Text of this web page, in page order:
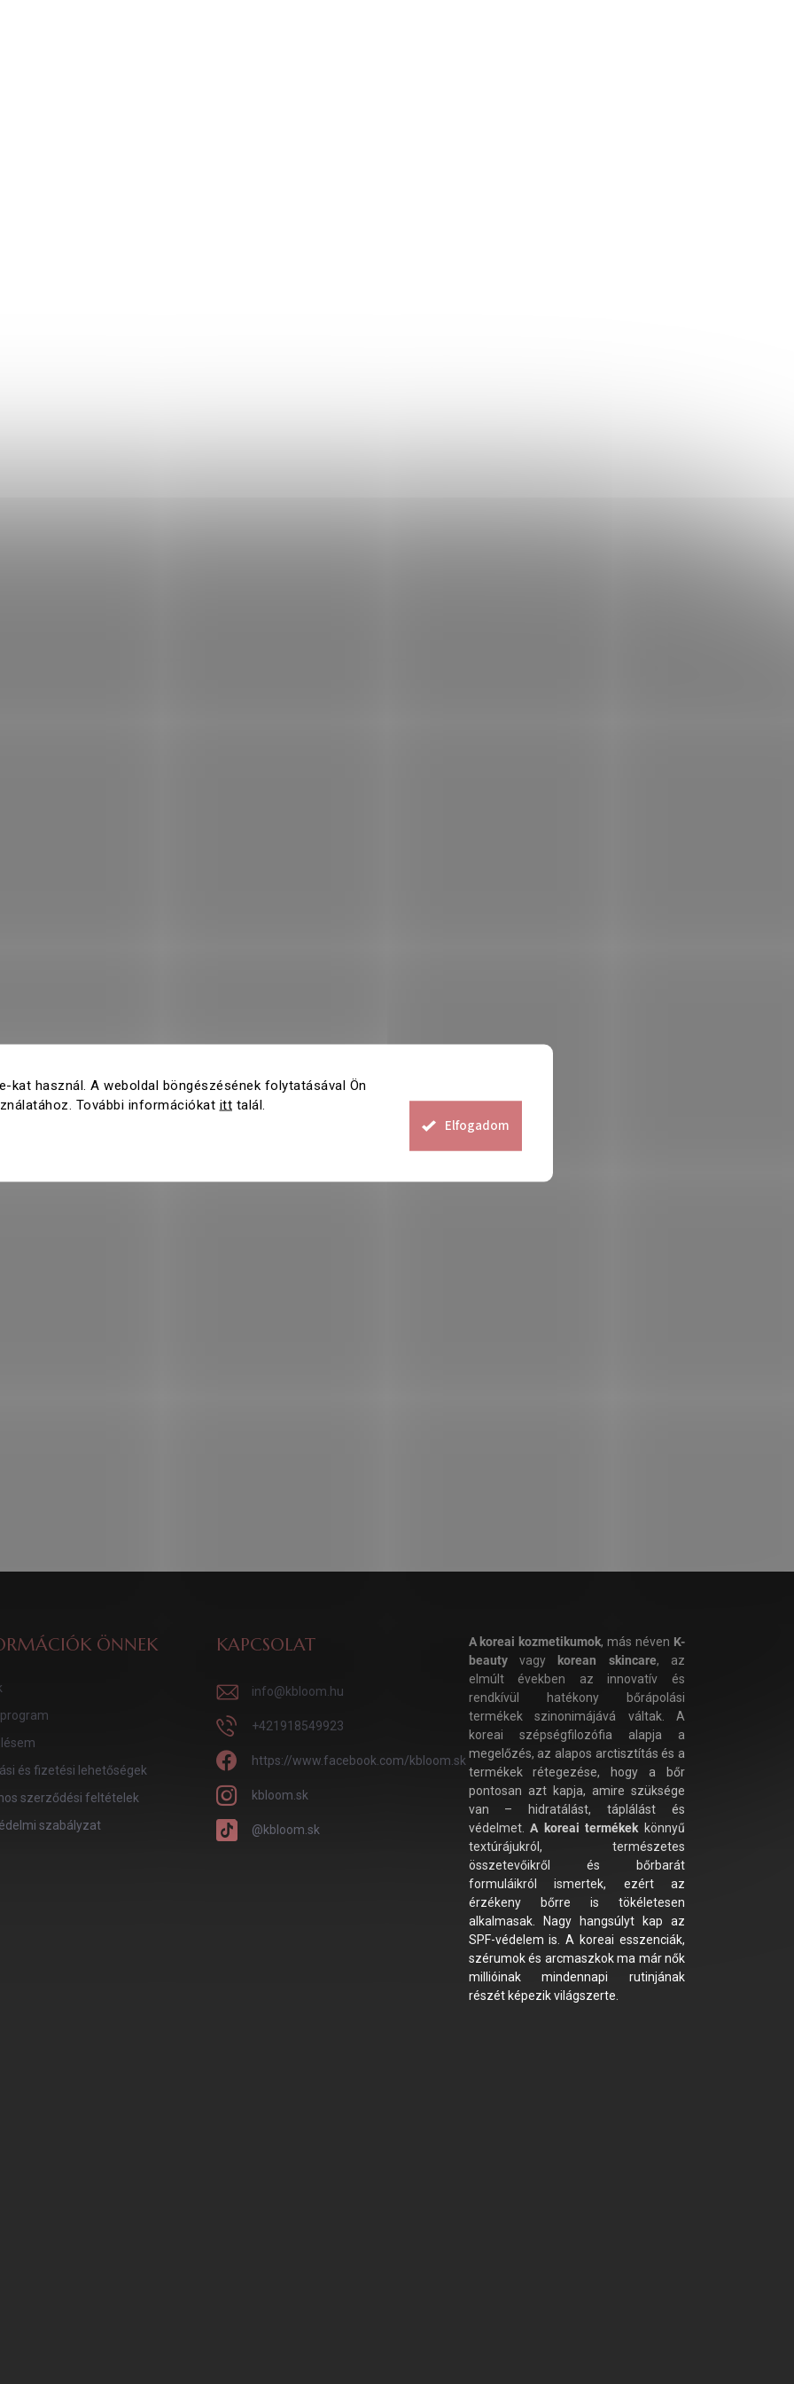
kat használ. A weboldal böngészésének folytatásával Ön
További információkat itt talál.
Elfogadom
ÖNNEK
és fizetési lehetőségek
szerződési feltételek
szabályzat
KAPCSOLAT
info@kbloom.hu
+421918549923
https://www.facebook.com/kbloom.sk
kbloom.sk
@kbloom.sk
A koreai kozmetikumok, más néven K-
beautyvagy korean skincare, az
elmúlt években az innovatív és
rendkívül hatékony bőrápolási
termékek szinonimájává váltak. A
koreai szépségfilozófia alapja a
megelőzés, az alapos arctisztítás és a
termékek rétegezése, hogy a bőr
pontosan azt kapja, amire szüksége
van – hidratálást, táplálást és
védelmet.A koreai termékek könnyű
textúrájukról, természetes
összetevőikről és bőrbarát
formuláikról ismertek, ezért az
érzékeny bőrre is tökéletesen
alkalmasak. Nagy hangsúlyt kap az
SPF-védelem is. A koreai esszenciák,
szérumok és arcmaszkok ma már nők
millióinak mindennapi rutinjának
részét képezik világszerte.